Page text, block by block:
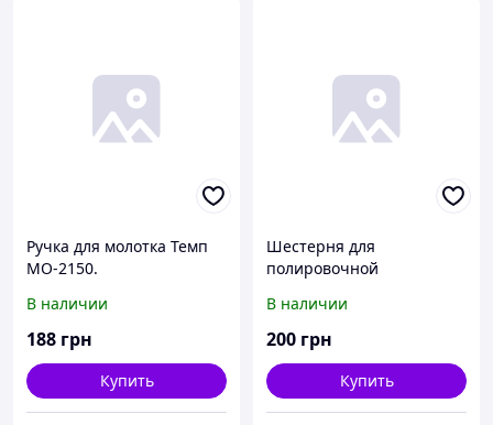
Ручка для молотка Темп
МО-2150.
В наличии
188 грн
Купить
Шестерня для
полировочной
В наличии
200 грн
Купить